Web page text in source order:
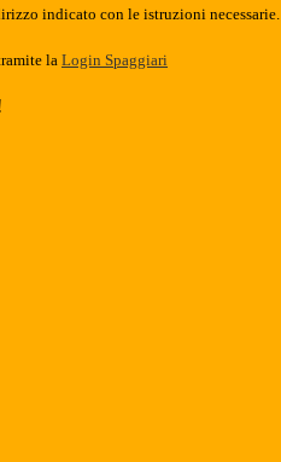
indicato con le istruzioni necessarie.
la Login Spaggiari